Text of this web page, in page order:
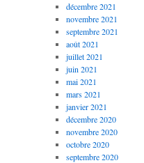
décembre 2021
novembre 2021
septembre 2021
août 2021
juillet 2021
juin 2021
mai 2021
mars 2021
janvier 2021
décembre 2020
novembre 2020
octobre 2020
septembre 2020